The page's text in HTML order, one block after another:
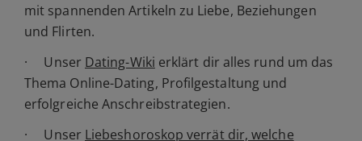
mit spannenden Artikeln zu Liebe, Beziehungen
und Flirten.
· Unser Dating-Wiki erklärt dir alles rund um das
Thema Online-Dating, Profilgestaltung und
erfolgreiche Anschreibstrategien.
· Unser Liebeshoroskop verrät dir, welche